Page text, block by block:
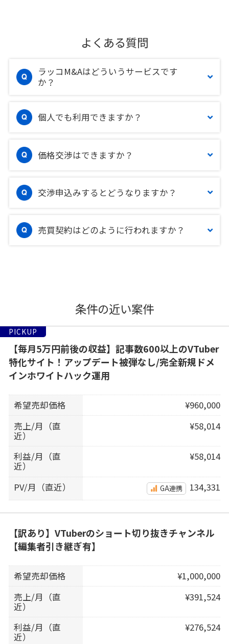
よくある質問
ラッコM&Aはどういうサービスです
か？
個人でも利用できますか？
価格交渉はできますか？
交渉申込みするとどうなりますか？
売買契約はどのように行われますか？
条件の近い案件
PICKUP
【毎月5万円前後の収益】記事数600以上のVTuber
特化サイト！アップデート被弾なし/完全新規ドメ
インホワイトハック運用
希望売却価格
¥960,000
売上/月（直
近）
¥58,014
利益/月（直
近）
¥58,014
PV/月（直近） GA連携 134,331
【訳あり】VTuberのショート切り抜きチャンネル
【編集者引き継ぎ有】
希望売却価格
¥1,000,000
売上/月（直
近）
¥391,524
利益/月（直
近）
¥276,524